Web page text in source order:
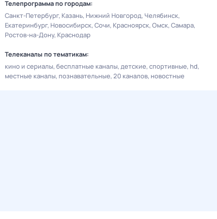
Телепрограмма по городам:
Санкт-Петербург Казань Нижний Новгород Челябинск
Екатеринбург Новосибирск Сочи Красноярск Омск Самара
Ростов-на-Дону Краснодар
Телеканалы по тематикам:
кино и сериалы бесплатные каналы детские спортивные hd
местные каналы познавательные 20 каналов новостные